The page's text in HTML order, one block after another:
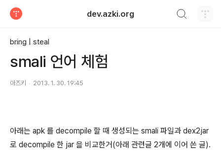
dev.azki.org
bring | steal
smali 언어 체험
아즈키 2013. 1. 30. 19:45
아래는 apk 를 decompile 할 때 생성되는 smali 파일과 dex2jar
로 decompile 한 jar 을 비교한거(아래 관련글 2개에 이어 쓴 글).